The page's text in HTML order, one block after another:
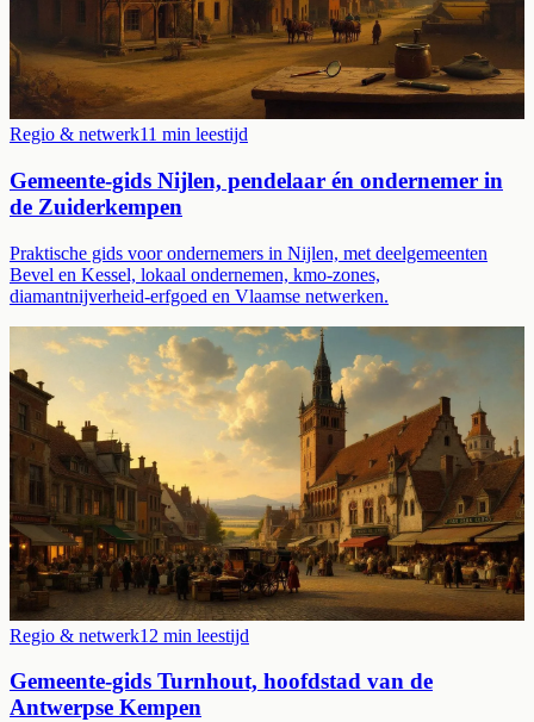
Regio & netwerk11 min leestijd
Gemeente-gids Nijlen, pendelaar én ondernemer in
de Zuiderkempen
Praktische gids voor ondernemers in Nijlen, met deelgemeenten
Bevel en Kessel, lokaal ondernemen, kmo-zones,
diamantnijverheid-erfgoed en Vlaamse netwerken.
Regio & netwerk12 min leestijd
Gemeente-gids Turnhout, hoofdstad van de
Antwerpse Kempen